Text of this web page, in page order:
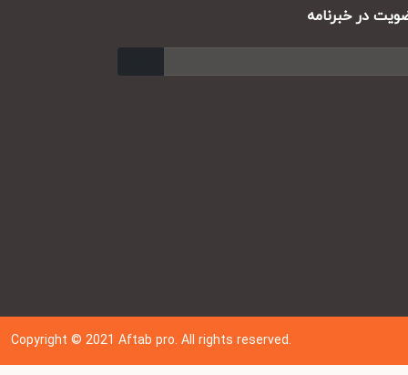
در خبرنامه
Copyright © 202 1Aftab pro. All rights reserved.